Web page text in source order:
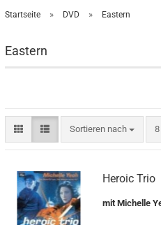
Startseite » DVD » Eastern
Eastern
Sortieren nach
Sortieren nach
Heroic Trio
mit Michelle